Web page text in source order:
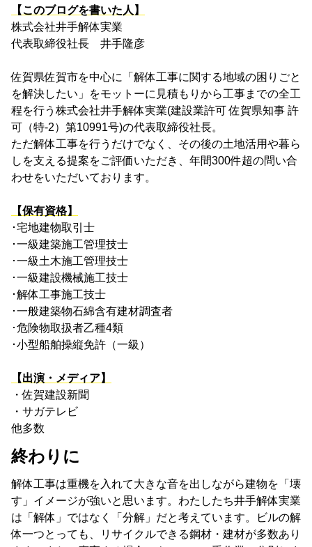
【このブログを書いた人】
株式会社井手解体実業
代表取締役社長 井手隆彦
佐賀県佐賀市を中心に「解体工事に関する地域の困りごと
を解決したい」をモットーに見積もりから工事までの全工
程を行う株式会社井手解体実業(建設業許可 佐賀県知事 許
可（特-2）第10991号)の代表取締役社長。
ただ解体工事を行うだけでなく、その後の土地活用や暮ら
しを支える提案をご評価いただき、年間300件超の問い合
わせをいただいております。
【保有資格】
･宅地建物取引士
･一級建築施工管理技士
･一級土木施工管理技士
･一級建設機械施工技士
･解体工事施工技士
･一般建築物石綿含有建材調査者
･危険物取扱者乙種4類
･小型船舶操縦免許（一級）
【出演・メディア】
・佐賀建設新聞
・サガテレビ
他多数
終わりに
解体工事は重機を入れて大きな音を出しながら建物を「壊
す」イメージが強いと思います。わたしたち井手解体実業
は「解体」ではなく「分解」だと考えています。ビルの解
体一つとっても、リサイクルできる鋼材・建材が多数あり